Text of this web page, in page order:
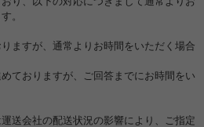
。
ますが、通常よりお時間をいただく場合
ておりますが、ご回答までにお時間をい
送会社の配送状況の影響により、ご指定